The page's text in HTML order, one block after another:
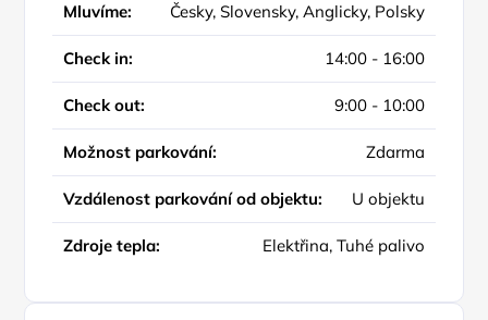
Mluvíme: Česky, Slovensky, Anglicky, Polsky
Check in: 14:00 - 16:00
Check out: 9:00 - 10:00
Možnost parkování: Zdarma
Vzdálenost parkování od objektu: U objektu
Zdroje tepla: Elektřina, Tuhé palivo